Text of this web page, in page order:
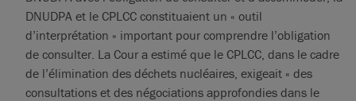
DNUDPA et le CPLCC constituaient un « outil
d’interprétation » important pour comprendre l’obligation
de consulter. La Cour a estimé que le CPLCC, dans le cadre
de l’élimination des déchets nucléaires, exigeait « des
consultations et des négociations approfondies dans le